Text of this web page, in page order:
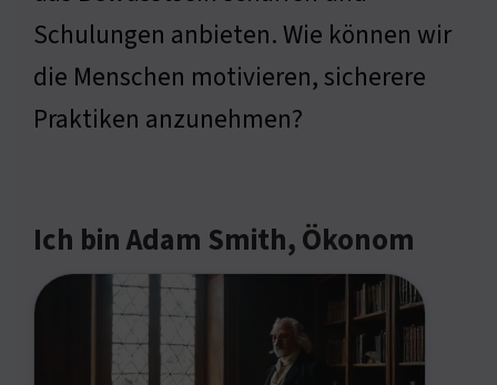
Schulungen anbieten. Wie können wir
die Menschen motivieren, sicherere
Praktiken anzunehmen?
Ich bin Adam Smith, Ökonom